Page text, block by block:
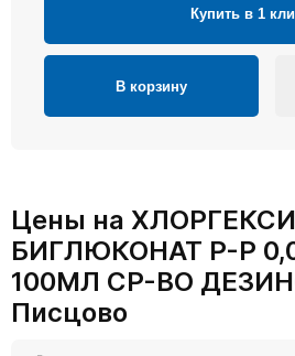
Купить в 1
В корзину
Цены на
БИГЛЮКОНАТ Р-Р
100МЛ СР-ВО
Писцово